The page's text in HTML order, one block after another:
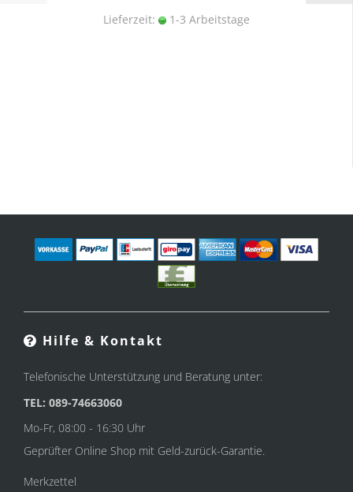
Lieferzeit: 1-3 Arbeitstage
Hilfe & Kontakt
Telefonische Unterstützung und Beratung unter:
TEL: 089-74663060
Mo-Fr, 08:00 - 16:30 Uhr
Geprüfter Online Shop mit Geld-zurück-Garantie.
Merkzettel